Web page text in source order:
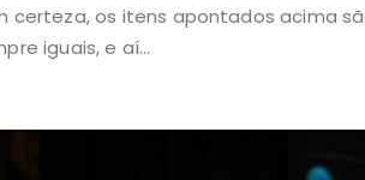
certeza, os itens apontados acima
iguais, e aí...